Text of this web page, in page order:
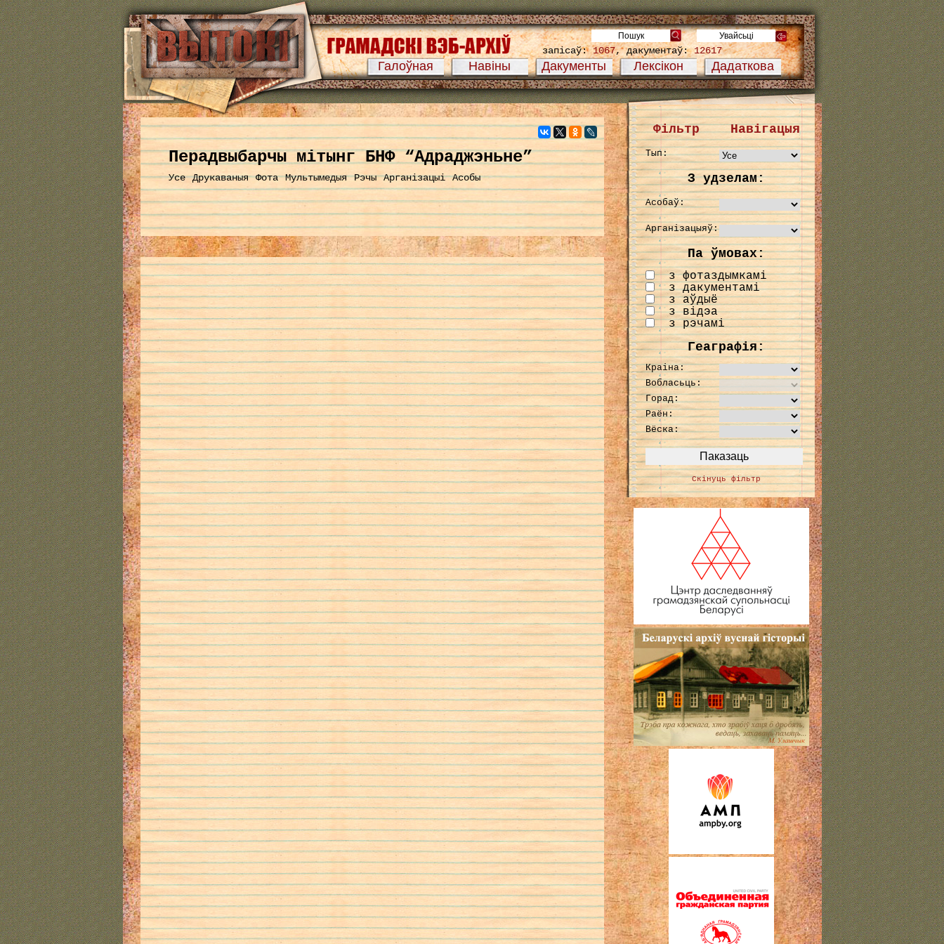
Галоўная Навіны Дакументы Лексікон Дадаткова
запісаў:1067, дакументаў:12617
Перадвыбарчы мітынг БНФ “Адраджэньне”
Усе Друкаваныя Фота Мультымедыя Рэчы Арганізацыі Асобы
Фільтр Навігацыя
Тып:
З удзелам:
Асобаў:
Арганізацыяў:
Па ўмовах:
з фотаздымкамі
з дакументамі
з аўдыё
з відэа
з рэчамі
Геаграфія:
Краіна:
Вобласьць:
Горад:
Раён:
Вёска:
Скінуць фільтр